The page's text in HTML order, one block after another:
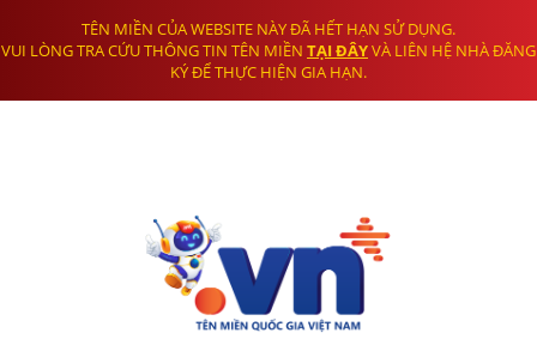
TÊN MIỀN CỦA WEBSITE NÀY ĐÃ HẾT HẠN SỬ DỤNG.
VUI LÒNG TRA CỨU THÔNG TIN TÊN MIỀN TẠI ĐÂYVÀ LIÊN HỆ NHÀ ĐĂNG
KÝ ĐỂ THỰC HIỆN GIA HẠN.